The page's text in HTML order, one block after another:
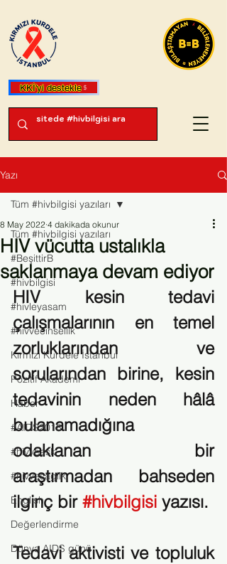
KKİ'yi destekle
Yazı
Tüm #hivbilgisi yazıları
#BeşittirB
#hivbilgisi
#hivleyasam
#hivvecinsellik
Kırmızı Kurdele İstanbul
Pozitif Akademi
Haber
#AIDS2018
#hivveask
#hivvesaglik
English
Değerlendirme
Dünya AIDS günü
Tüm #hivbilgisi yazıları
HIV vücutta ustalıkla
saklanmaya devam ediyor
8 May 2022 4 dakikada okunur
HIV kesin tedavi
çalışmalarının en temel
zorluklarından ve
sorularından birine, kesin
tedavinin neden hâlâ
bulanamadığına
odaklanan bir
araştırmadan bahseden
ilginç bir #hivbilgisi yazısı.
Tedavi aktivisti ve topluluk